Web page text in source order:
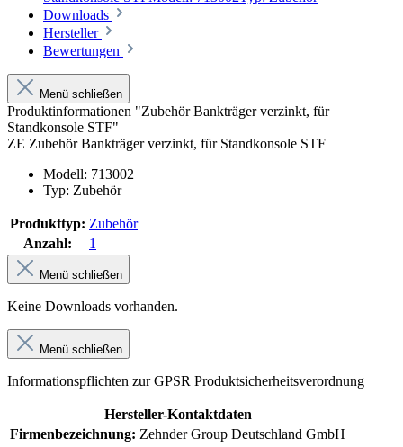
Downloads
Hersteller
Bewertungen
Menü schließen
Produktinformationen "Zubehör Bankträger verzinkt, für
Standkonsole STF"
ZE Zubehör Bankträger verzinkt, für Standkonsole STF
Modell: 713002
Typ: Zubehör
Produkttyp: Zubehör
Anzahl:
1
Menü schließen
Keine Downloads vorhanden.
Menü schließen
Informationspflichten zur GPSR Produktsicherheitsverordnung
Hersteller-Kontaktdaten
Firmenbezeichnung: Zehnder Group Deutschland GmbH